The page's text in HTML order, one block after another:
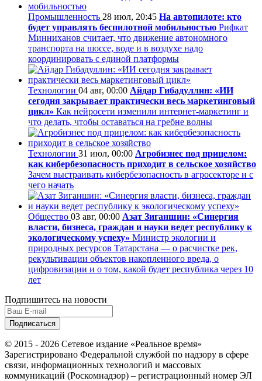
Промышленность 28 июл, 20:45 На автопилоте: кто
будет управлять беспилотной мобильностью Рифкат
Минниханов считает, что движение автономного
транспорта на шоссе, воде и в воздухе надо
координировать с единой платформы
Технологии 04 авг, 00:00 Айдар Гибадуллин: «ИИ
сегодня закрывает практически весь маркетинговый
цикл» Как нейросети изменили интернет-маркетинг и
что делать, чтобы оставаться на гребне волны
Технологии 31 июл, 00:00 Агробизнес под прицелом:
как кибербезопасность приходит в сельское хозяйство
Зачем выстраивать кибербезопасность в агросекторе и с
чего начать
Общество 03 авг, 00:00 Азат Зиганшин: «Синергия
власти, бизнеса, граждан и науки ведет республику к
экологическому успеху» Министр экологии и
природных ресурсов Татарстана — о расчистке рек,
рекультивации объектов накопленного вреда, о
цифровизации и о том, какой будет республика через 10
лет
Подпишитесь на новости
© 2015 - 2026 Сетевое издание «Реальное время»
Зарегистрировано Федеральной службой по надзору в сфере
связи, информационных технологий и массовых
коммуникаций (Роскомнадзор) – регистрационный номер ЭЛ